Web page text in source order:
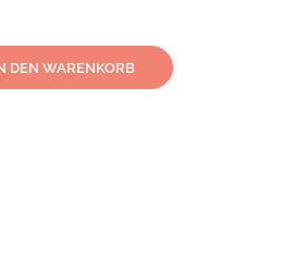
DEN WARENKORB